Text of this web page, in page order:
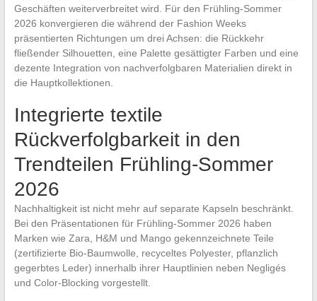
Geschäften weiterverbreitet wird. Für den Frühling-Sommer
2026 konvergieren die während der Fashion Weeks
präsentierten Richtungen um drei Achsen: die Rückkehr
fließender Silhouetten, eine Palette gesättigter Farben und eine
dezente Integration von nachverfolgbaren Materialien direkt in
die Hauptkollektionen.
Integrierte textile
Rückverfolgbarkeit in den
Trendteilen Frühling-Sommer
2026
Nachhaltigkeit ist nicht mehr auf separate Kapseln beschränkt.
Bei den Präsentationen für Frühling-Sommer 2026 haben
Marken wie Zara, H&M und Mango gekennzeichnete Teile
(zertifizierte Bio-Baumwolle, recyceltes Polyester, pflanzlich
gegerbtes Leder) innerhalb ihrer Hauptlinien neben Negligés
und Color-Blocking vorgestellt.